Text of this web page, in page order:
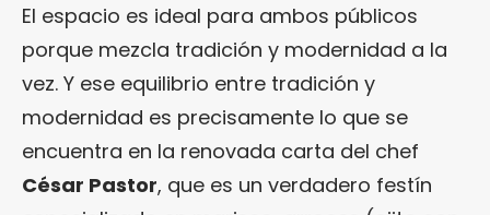
El espacio es ideal para ambos públicos
porque mezcla tradición y modernidad a la
vez. Y ese equilibrio entre tradición y
modernidad es precisamente lo que se
encuentra en la renovada carta del chef
César Pastor, que es un verdadero festín